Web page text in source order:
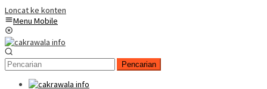
Loncat ke konten
Menu Mobile
Pencarian